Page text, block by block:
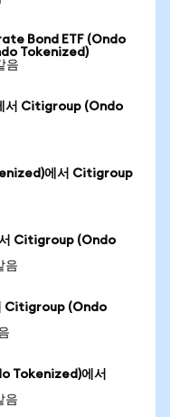
Bond ETF (Ondo
Tokenized)
음
서 Citigroup (Ondo
에서 Citigroup
Citigroup (Ondo
음
Citigroup (Ondo
Tokenized)에서
음